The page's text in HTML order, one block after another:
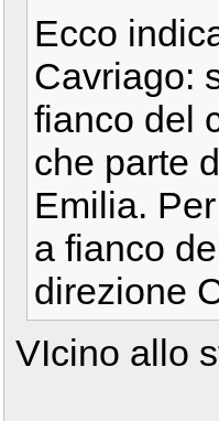
Ecco
Cavriago:
fianco del
che parte
Emilia.
a fianco
direzione
VIcino allo